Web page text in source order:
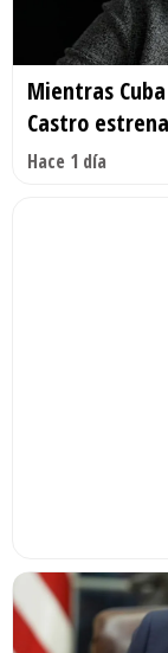
Mientras
Castro
Hace 1 día